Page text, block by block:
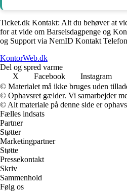
Ticket.dk Kontakt: Alt du behøver at
for at vide om Barselsdagpenge og
og Support via NemID Kontakt Telefon
KontorWeb.dk
Del og spred varme
X
Facebook Instagram
© Materialet må ikke bruges uden
© Ophavsret gælder. Vi samarbejder
© Alt materiale på denne side er
Fælles indsats
Partner
Støtter
Marketingpartner
Støtte
Pressekontakt
Skriv
Sammenhold
Følg os